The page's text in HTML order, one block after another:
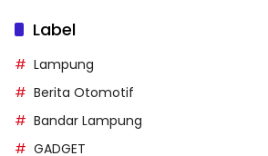
Label
Lampung
Berita Otomotif
Bandar Lampung
GADGET